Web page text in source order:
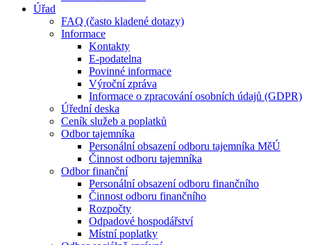
Úřad
FAQ (často kladené dotazy)
Informace
Kontakty
E-podatelna
Povinné informace
Výroční zpráva
Informace o zpracování osobních údajů (GDPR)
Úřední deska
Ceník služeb a poplatků
Odbor tajemníka
Personální obsazení odboru tajemníka MěÚ
Činnost odboru tajemníka
Odbor finanční
Personální obsazení odboru finančního
Činnost odboru finančního
Rozpočty
Odpadové hospodářství
Místní poplatky